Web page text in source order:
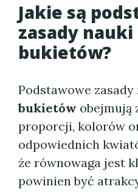
Jakie są
zasady nauki
bukietów?
Podstawowe zasady
bukietów obejmują
proporcji, kolorów
odpowiednich
że równowaga jest
powinien być